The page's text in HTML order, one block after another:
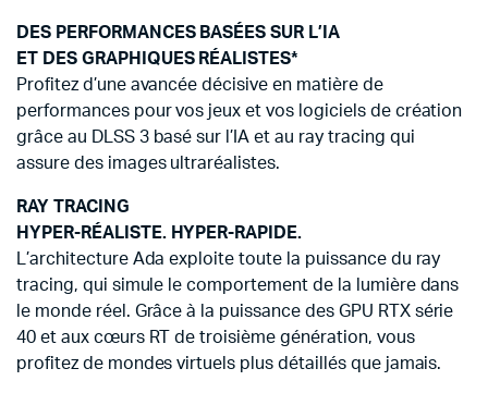
DES PERFORMANCES BASÉES SUR L’IA
ET DES GRAPHIQUES RÉALISTES*
Profitez d’une avancée décisive en matière de
performances pour vos jeux et vos logiciels de création
grâce au DLSS 3 basé sur l’IA et au ray tracing qui
assure des images ultraréalistes.
RAY TRACING
HYPER-RÉALISTE. HYPER-RAPIDE.
L’architecture Ada exploite toute la puissance du ray
tracing, qui simule le comportement de la lumière dans
le monde réel. Grâce à la puissance des GPU RTX série
40 et aux cœurs RT de troisième génération, vous
profitez de mondes virtuels plus détaillés que jamais.